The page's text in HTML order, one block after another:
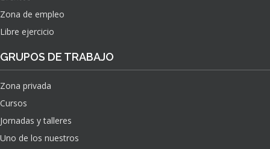
Zona de empleo
Libre ejercicio
GRUPOS DE TRABAJO
Zona privada
Cursos
Jornadas y talleres
Uno de los nuestros